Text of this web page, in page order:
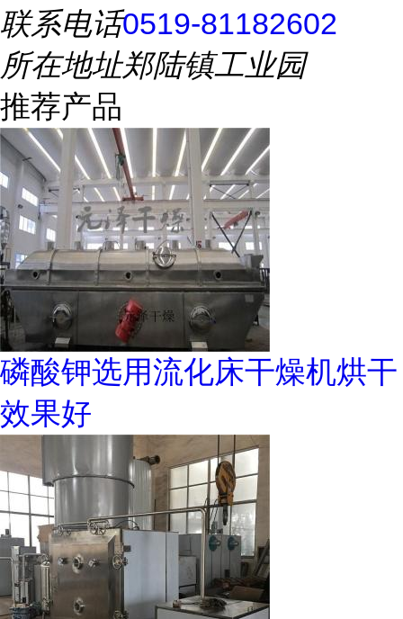
联系电话0519-81182602
所在地址郑陆镇工业园
推荐产品
磷酸钾选用流化床干燥机烘干
效果好